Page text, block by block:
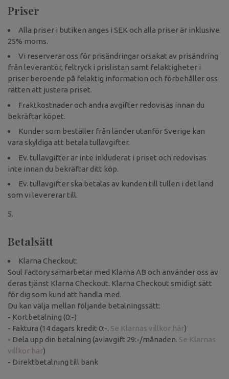
Priser
Alla priser i butiken anges i SEK och alla priser är inklusive
25% moms.
Vi reserverar oss för prisändringar orsakat av prisändring
från leverantör, feltryck i prislistan samt felaktigheter i
priser beroende på felaktig information och förbehåller oss
rätten att justera priset.
Fraktkostnader och andra avgifter redovisas innan du
bekräftar köpet.
Kunder som beställer från länder utanför Sverige kan
vara skyldiga att betala tullavgifter.
Ev. tullavgifter är inte inkluderat i priset och redovisas
inte innan du bekräftar ditt köp.
Ev. tullavgifter ska betalas av kunden till tullen i det land
som vi levererar till.
Betalsätt
Klarna Checkout:
Soul Factory samarbetar med Klarna AB och använder oss av
deras tjänst Klarna Checkout. Klarna Checkout smidigt sätt
för dig som kund att handla med.
Du kan välja mellan följande betalningssätt:
- Kortbetalning (0:-)
- Faktura (14 dagars kredit 0:-. Se Klarnas villkor här)
- Dela upp din betalning (aviavgift 29:-/månaden. Se Klarnas
villkor här)
- Direktbetalning till bank